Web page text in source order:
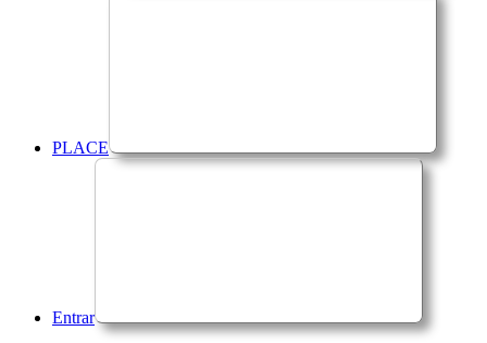
PLACE
Entrar